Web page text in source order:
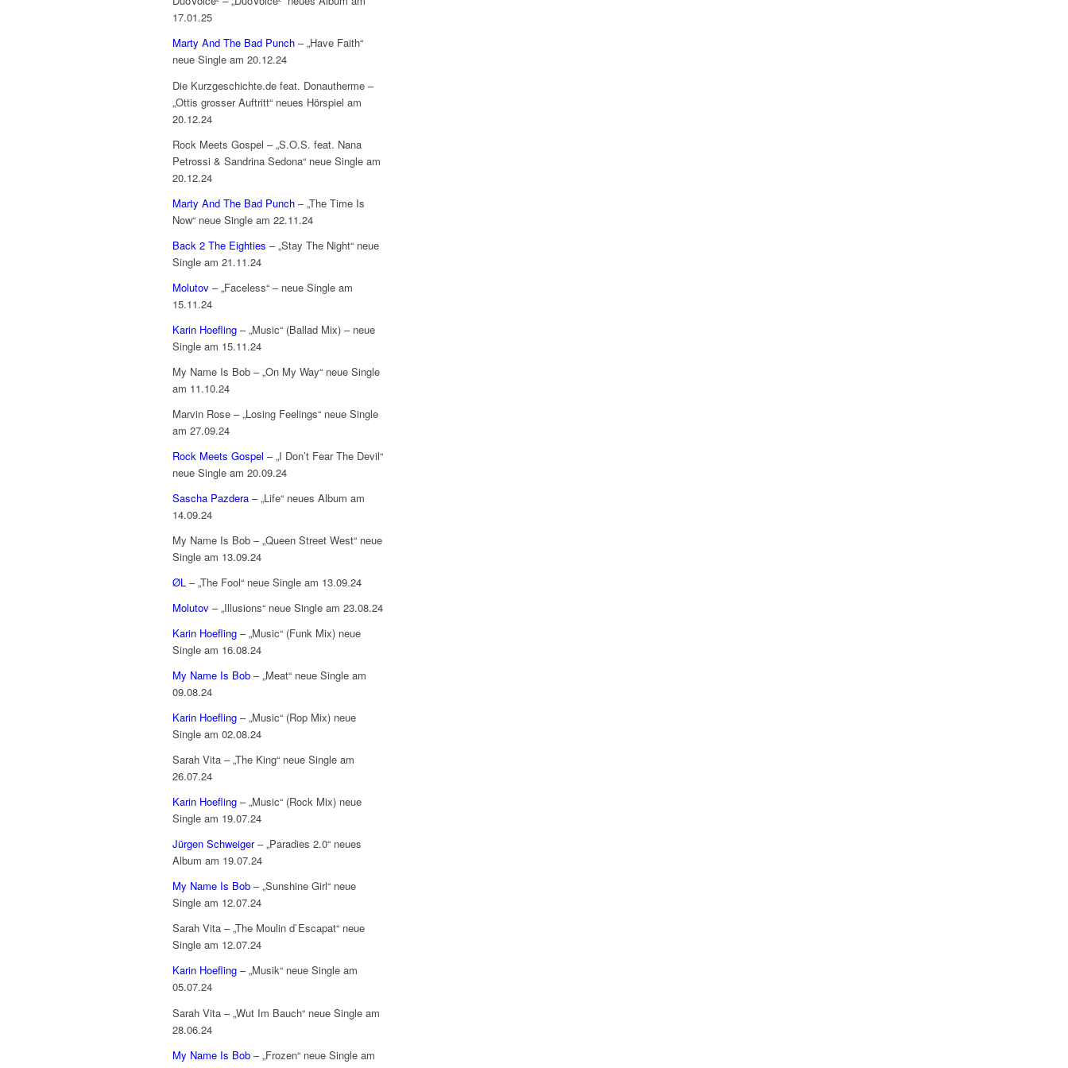
17.01.25
Marty And The Bad Punch – „Have Faith“
neue Single am 20.12.24
Die Kurzgeschichte.de feat. Donautherme –
„Ottis grosser Auftritt“ neues Hörspiel am
20.12.24
Rock Meets Gospel – „S.O.S. feat. Nana
Petrossi & Sandrina Sedona“ neue Single am
20.12.24
Marty And The Bad Punch – „The Time Is
Now“ neue Single am 22.11.24
Back 2 The Eighties – „Stay The Night“ neue
Single am 21.11.24
Molutov – „Faceless“ – neue Single am
15.11.24
Karin Hoefling – „Music“ (Ballad Mix) – neue
Single am 15.11.24
My Name Is Bob – „On My Way“ neue Single
am 11.10.24
Marvin Rose – „Losing Feelings“ neue Single
am 27.09.24
Rock Meets Gospel – „I Don’t Fear The Devil“
neue Single am 20.09.24
Sascha Pazdera – „Life“ neues Album am
14.09.24
My Name Is Bob – „Queen Street West“ neue
Single am 13.09.24
ØL – „The Fool“ neue Single am 13.09.24
Molutov – „Illusions“ neue Single am 23.08.24
Karin Hoefling – „Music“ (Funk Mix) neue
Single am 16.08.24
My Name Is Bob – „Meat“ neue Single am
09.08.24
Karin Hoefling – „Music“ (Rop Mix) neue
Single am 02.08.24
Sarah Vita – „The King“ neue Single am
26.07.24
Karin Hoefling – „Music“ (Rock Mix) neue
Single am 19.07.24
Jürgen Schweiger– „Paradies 2.0“ neues
Album am 19.07.24
My Name Is Bob – „Sunshine Girl“ neue
Single am 12.07.24
Sarah Vita – „The Moulin d`Escapat“ neue
Single am 12.07.24
Karin Hoefling – „Musik“ neue Single am
05.07.24
Sarah Vita – „Wut Im Bauch“ neue Single am
28.06.24
My Name Is Bob – „Frozen“ neue Single am